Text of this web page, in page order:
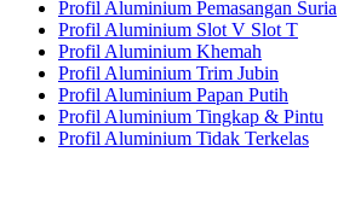
Profil Aluminium Pemasangan Suria
Profil Aluminium Slot V Slot T
Profil Aluminium Khemah
Profil Aluminium Trim Jubin
Profil Aluminium Papan Putih
Profil Aluminium Tingkap & Pintu
Profil Aluminium Tidak Terkelas